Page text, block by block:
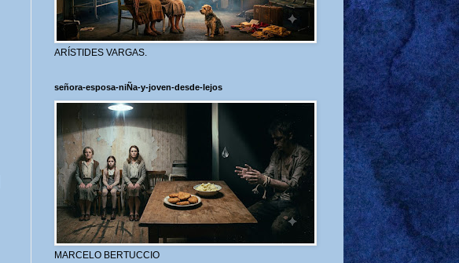
ARÍSTIDES VARGAS.
señora-esposa-niÑa-y-joven-desde-lejos
MARCELO BERTUCCIO